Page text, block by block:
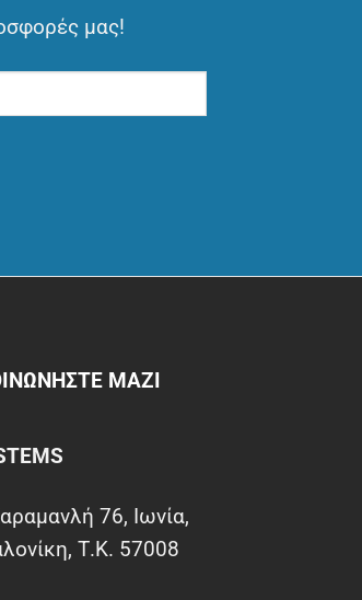
μας!
ΜΑΖΙ
76, Ιωνία,
Τ.Κ. 57008